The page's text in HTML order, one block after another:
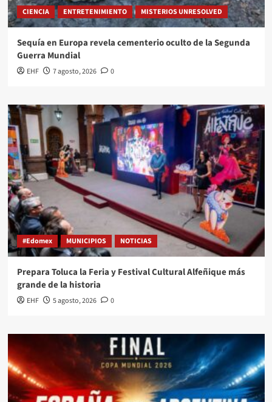
CIENCIA ENTRETENIMIENTO MISTERIOS UNRESOLVED
Sequía en Europa revela cementerio oculto de la Segunda
Guerra Mundial
EHF 7 agosto, 2026 0
#Edomex MUNICIPIOS NOTICIAS
Prepara Toluca la Feria y Festival Cultural Alfeñique más
grande de la historia
EHF 5 agosto, 2026 0